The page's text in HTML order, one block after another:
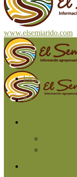
www.elsemiarido.com
Inicio
San Luis